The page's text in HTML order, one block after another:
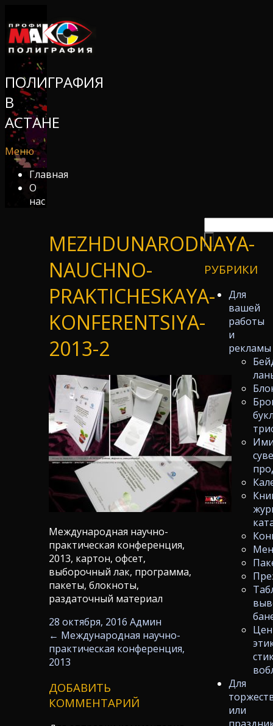
ПОЛИГРАФИЯ
В
АСТАНЕ
Меню
Главная
О
нас
РУБРИКИ
Для
вашей
работы
и
рекламы
Для
или
MEZHDUNARODNAYA-
NAUCHNO-
PRAKTICHESKAYA-
KONFERENTSIYA-
2013-2
Международная научно-
практическая конференция,
2013, картон, офсет,
выборочный лак, программа,
пакеты, блокноты,
раздаточный материал
28 октября, 2016 Админ
← Международная научно-
практическая конференция,
2013
ДОБАВИТЬ
КОММЕНТАРИЙ